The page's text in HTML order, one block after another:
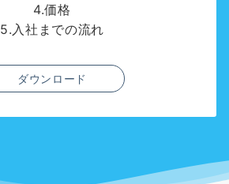
4.価格
5.入社までの流れ
ダウンロード